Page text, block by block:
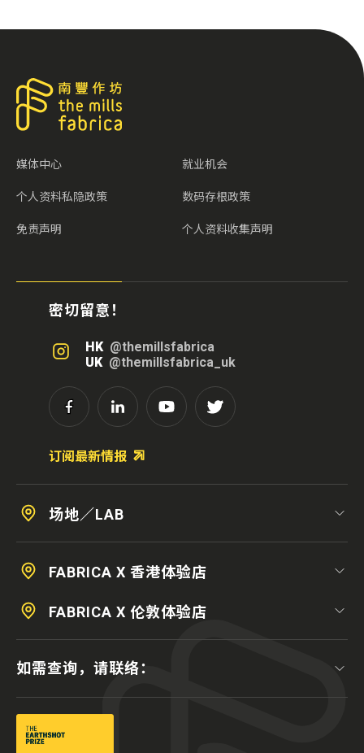
媒体中心 就业机会
个人资料私隐政策 数码存根政策
免责声明 个人资料收集声明
密切留意！
HK @themillsfabrica
UK @themillsfabrica_uk
订阅最新情报
场地／LAB
FABRICA X 香港体验店
FABRICA X 伦敦体验店
如需查询，请联络：